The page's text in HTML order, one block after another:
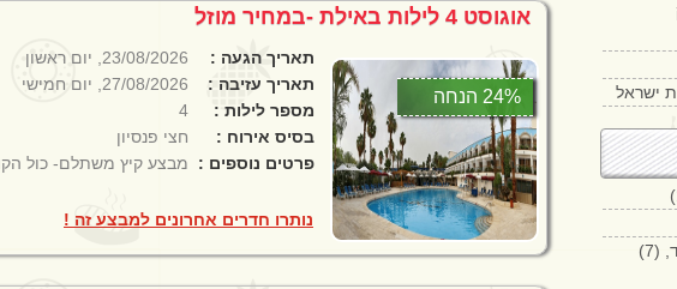
אוגוסט 4 לילות באילת -במחיר מוזל
תאריך הגעה :
23/08/2026, יום ראשון
תאריך עזיבה :
27/08/2026, יום חמישי
מספר לילות :
4
בסיס אירוח :
חצי פנסיון
פרטים נוספים :
מבצע קיץ משתלם- כול
נותרו חדרים אחרונים למבצע זה !
24% הנחה
(7) דילים בתי מלון במצפה רמון, ערד,